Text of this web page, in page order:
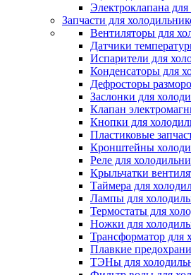
Электроклапана
Запчасти для
Вентиляторы для
Датчики
Испарители для
Конденсаторы для
Дефросторы
Заслонки для
Клапан
Кнопки для
Пластиковые
Кронштейны
Реле для
Крыльчатки
Таймера для
Лампы для
Термостаты для
Ножки для
Трансформатор для
Плавкие
ТЭНы для